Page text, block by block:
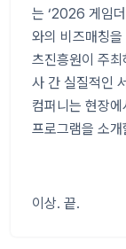
는 ‘2026 게임
와의 비즈매칭
츠진흥원이 주
사 간 실질적인
컴퍼니는 현장에
프로그램을 소
이상. 끝.